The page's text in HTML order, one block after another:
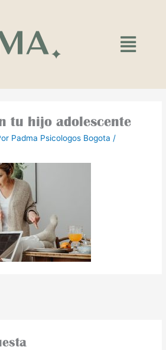
Main
Menu
tu hijo adolescente
Padma Psicologos Bogota /